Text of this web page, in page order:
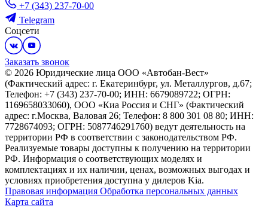
+7 (343) 237-70-00
Telegram
Соцсети
Заказать звонок
© 2026 Юридические лица ООО «Автобан-Вест»
(Фактический адрес: г. Екатеринбург, ул. Металлургов, д.67;
Телефон: +7 (343) 237-70-00; ИНН: 6679089722; ОГРН:
1169658033060), ООО «Киа Россия и СНГ» (Фактический
адрес: г.Москва, Валовая 26; Телефон: 8 800 301 08 80; ИНН:
7728674093; ОГРН: 5087746291760) ведут деятельность на
территории РФ в соответствии с законодательством РФ.
Реализуемые товары доступны к получению на территории
РФ. Информация о соответствующих моделях и
комплектациях и их наличии, ценах, возможных выгодах и
условиях приобретения доступна у дилеров Kia.
Правовая информация Обработка персональных данных
Карта сайта